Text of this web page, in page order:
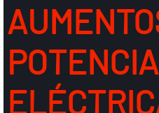
POTENCIA